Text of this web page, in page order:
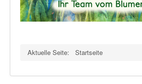
Aktuelle Seite: Startseite